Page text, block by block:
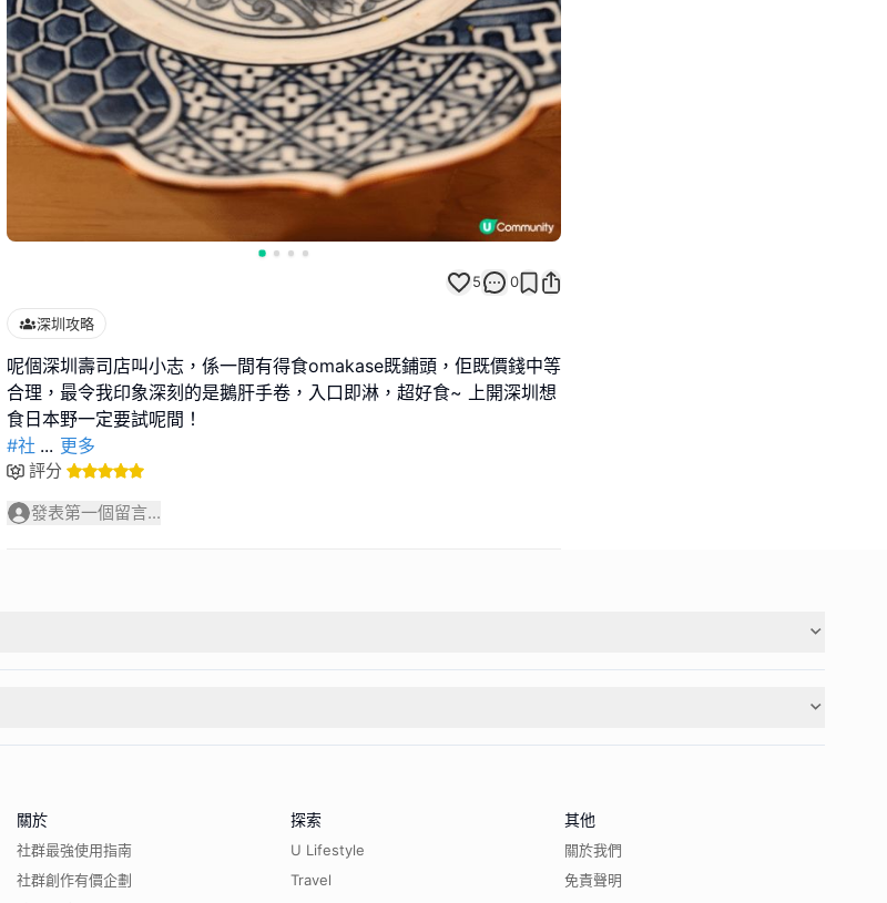
5 0
深圳攻略
呢個深圳壽司店叫小志，係一間有得食omakase既鋪頭，佢既價錢中等
合理，最令我印象深刻的是鵝肝手卷，入口即淋，超好食~ 上開深圳想
#社 ... 更多
評分
發表第一個留言...
關於
社群最強使用指南
社群創作有價企劃
探索
U Lifestyle
Travel
其他
關於我們
免責聲明